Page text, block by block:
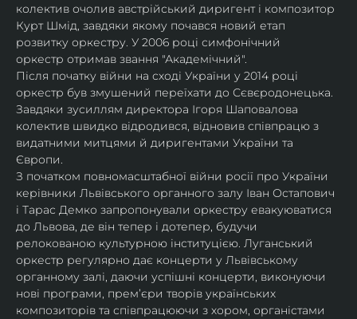
колектив очолив австрійський диригент і композитор
Курт Шмід, завдяки якому почався новий етап
розвитку оркестру. У 2006 році симфонічний
оркестр отримав звання "Академічний".
Після початку війни на сході України у 2014 році
оркестр був змушений переїхати до Сєвєродонецька.
Завдяки зусиллям директора Ігоря Шаповалова
колектив швидко відродився, відновив співпрацю з
видатними митцями й диригентами України та
Європи.
З початком повномасштабної війни росії про України
керівники Львівського органного залу Іван Остапович
і Тарас Демко запропонували оркестру евакуюватися
до Львова, де він тепер і дотепер, будучи
релокованою культурною інституцією. Луганський
оркестр регулярно дає концерти у Львівському
органному залі, даючи успішні концерти, виконуючи
нові програми, прем’єри творів українських
композиторів та співпрацюючи з хором, органістами